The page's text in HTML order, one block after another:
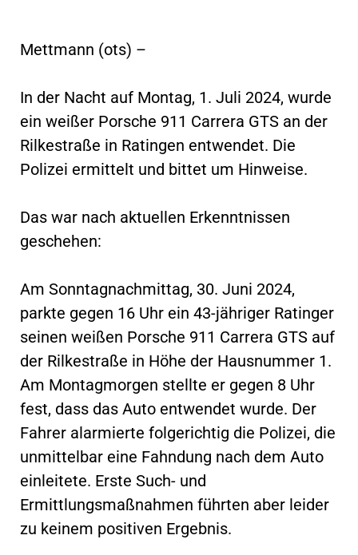
Mettmann (ots) –
In der Nacht auf Montag, 1. Juli 2024, wurde
ein weißer Porsche 911 Carrera GTS an der
Rilkestraße in Ratingen entwendet. Die
Polizei ermittelt und bittet um Hinweise.
Das war nach aktuellen Erkenntnissen
geschehen:
Am Sonntagnachmittag, 30. Juni 2024,
parkte gegen 16 Uhr ein 43-jähriger Ratinger
seinen weißen Porsche 911 Carrera GTS auf
der Rilkestraße in Höhe der Hausnummer 1.
Am Montagmorgen stellte er gegen 8 Uhr
fest, dass das Auto entwendet wurde. Der
Fahrer alarmierte folgerichtig die Polizei, die
unmittelbar eine Fahndung nach dem Auto
einleitete. Erste Such- und
Ermittlungsmaßnahmen führten aber leider
zu keinem positiven Ergebnis.